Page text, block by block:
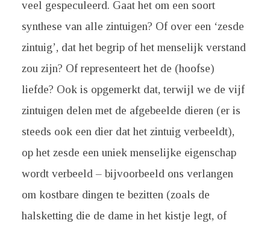
veel gespeculeerd. Gaat het om een soort
synthese van alle zintuigen? Of over een ‘zesde
zintuig’, dat het begrip of het menselijk verstand
zou zijn? Of representeert het de (hoofse)
liefde? Ook is opgemerkt dat, terwijl we de vijf
zintuigen delen met de afgebeelde dieren (er is
steeds ook een dier dat het zintuig verbeeldt),
op het zesde een uniek menselijke eigenschap
wordt verbeeld – bijvoorbeeld ons verlangen
om kostbare dingen te bezitten (zoals de
halsketting die de dame in het kistje legt, of